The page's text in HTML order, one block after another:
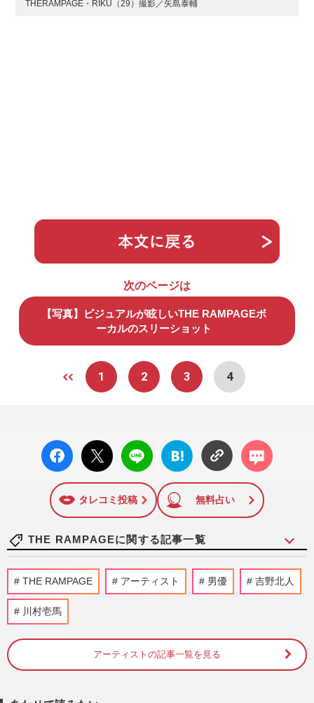
THERAMPAGE・RIKU（29）撮影／矢島泰輔
次のページは
【写真】ビジュアルが眩しいTHE RAMPAGEボ
ーカルのスリーショット
1 2 3 4
facebo
ok い
X ポス
ト
LINE
はてな
ブック
に追加
コメン
ト
タレコミ投稿 無料占い
THE RAMPAGEに関する記事一覧
THE RAMPAGE吉野北人が主演映画で学
生役を熱演 高校時代に決めた自身の進路
THE RAMPAGE藤原樹が先輩・橘ケンチ
原案の連ドラで初主演「“絶対に失敗でき
THE RAMPAGE アーティスト 男優 吉野北人
川村壱馬
アーティストの記事一覧を見る